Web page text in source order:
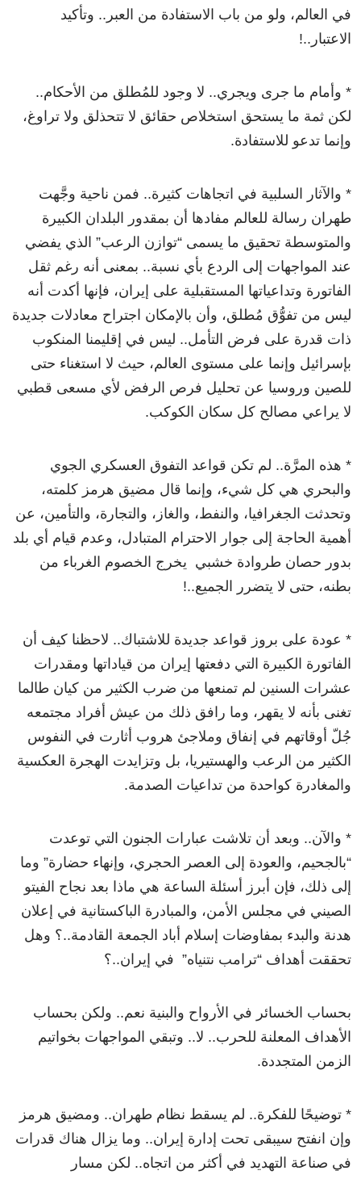
في العالم، ولو من باب الاستفادة من العبر.. وتأكيد
الاعتبار..!
* وأمام ما جرى ويجري.. لا وجود للمُطلق من الأحكام..
لكن ثمة ما يستحق استخلاص حقائق لا تتحذلق ولا تراوغ،
وإنما تدعو للاستفادة.
* والآثار السلبية في اتجاهات كثيرة.. فمن ناحية وجَّهت
طهران رسالة للعالم مفادها أن بمقدور البلدان الكبيرة
والمتوسطة تحقيق ما يسمى “توازن الرعب” الذي يفضي
عند المواجهات إلى الردع بأي نسبة.. بمعنى أنه رغم ثقل
الفاتورة وتداعياتها المستقبلية على إيران، فإنها أكدت أنه
ليس من تفوُّق مُطلق، وأن بالإمكان اجتراح معادلات جديدة
ذات قدرة على فرض التأمل.. ليس في إقليمنا المنكوب
بإسرائيل وإنما على مستوى العالم، حيث لا استغناء حتى
للصين وروسيا عن تحليل فرص الرفض لأي مسعى قطبي
لا يراعي مصالح كل سكان الكوكب.
* هذه المرَّة.. لم تكن قواعد التفوق العسكري الجوي
والبحري هي كل شيء، وإنما قال مضيق هرمز كلمته،
وتحدثت الجغرافيا، والنفط، والغاز، والتجارة، والتأمين، عن
أهمية الحاجة إلى جوار الاحترام المتبادل، وعدم قيام أي بلد
بدور حصان طروادة خشبي يخرج الخصوم الغرباء من
بطنه، حتى لا يتضرر الجميع..!
* عودة على بروز قواعد جديدة للاشتباك.. لاحظنا كيف أن
الفاتورة الكبيرة التي دفعتها إيران من قياداتها ومقدرات
عشرات السنين لم تمنعها من ضرب الكثير من كيان طالما
تغنى بأنه لا يقهر، وما رافق ذلك من عيش أفراد مجتمعه
جُلّ أوقاتهم في إنفاق وملاجئ هروب أثارت في النفوس
الكثير من الرعب والهستيريا، بل وتزايدت الهجرة العكسية
والمغادرة كواحدة من تداعيات الصدمة.
* والآن.. وبعد أن تلاشت عبارات الجنون التي توعدت
“بالجحيم، والعودة إلى العصر الحجري، وإنهاء حضارة” وما
إلى ذلك، فإن أبرز أسئلة الساعة هي ماذا بعد نجاح الفيتو
الصيني في مجلس الأمن، والمبادرة الباكستانية في إعلان
هدنة والبدء بمفاوضات إسلام أباد الجمعة القادمة..؟ وهل
تحققت أهداف “ترامب نتنياه” في إيران..؟
بحساب الخسائر في الأرواح والبنية نعم.. ولكن بحساب
الأهداف المعلنة للحرب.. لا.. وتبقي المواجهات بخواتيم
الزمن المتجددة.
* توضيحًا للفكرة.. لم يسقط نظام طهران.. ومضيق هرمز
وإن انفتح سيبقى تحت إدارة إيران.. وما يزال هناك قدرات
في صناعة التهديد في أكثر من اتجاه.. لكن مسار